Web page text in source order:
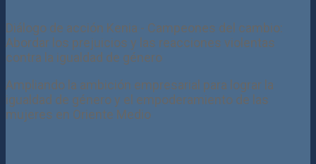
Diálogo de acción Kenia - Campeones del cambio:
Abordar los prejuicios y las reacciones violentas
contra la igualdad de género
Ampliando la ambición empresarial para lograr la
igualdad de género y el empoderamiento de las
mujeres en Oriente Medio